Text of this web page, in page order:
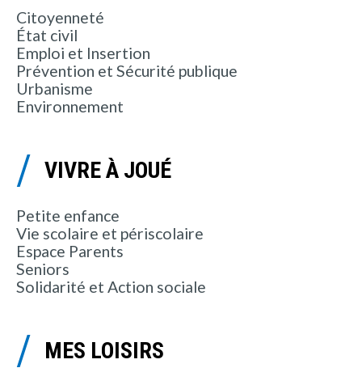
Citoyenneté
État civil
Emploi et Insertion
Prévention et Sécurité publique
Urbanisme
Environnement
VIVRE À JOUÉ
Petite enfance
Vie scolaire et périscolaire
Espace Parents
Seniors
Solidarité et Action sociale
MES LOISIRS